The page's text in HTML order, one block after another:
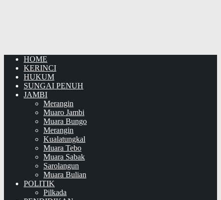
HOME
KERINCI
HUKUM
SUNGAI PENUH
JAMBI
Merangin
Muaro Jambi
Muara Bungo
Merangin
Kualatungkal
Muara Tebo
Muara Sabak
Sarolangun
Muara Bulian
POLITIK
Pilkada